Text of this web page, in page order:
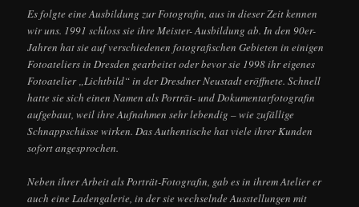
Es folgte eine Ausbildung zur Fotografin, aus in dieser Zeit kennen
wir uns. 1991 schloss sie ihre Meister- Ausbildung ab. In den 90er-
Jahren hat sie auf verschiedenen fotografischen Gebieten in einigen
Fotoateliers in Dresden gearbeitet oder bevor sie 1998 ihr eigenes
Fotoatelier „Lichtbild“ in der Dresdner Neustadt eröffnete. Schnell
hatte sie sich einen Namen als Porträt- und Dokumentarfotografin
aufgebaut, weil ihre Aufnahmen sehr lebendig – wie zufällige
Schnappschüsse wirken. Das Authentische hat viele ihrer Kunden
sofort angesprochen.
Neben ihrer Arbeit als Porträt-Fotografin, gab es in ihrem Atelier er
auch eine Ladengalerie, in der sie wechselnde Ausstellungen mit